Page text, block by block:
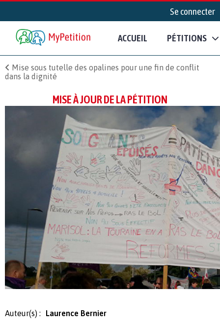
Se connecter
ACCUEIL PÉTITIONS
Mise sous tutelle des opalines pour une fin de conflit
dans la dignité
MISE À JOUR DE LA PÉTITION
Auteur(s) : Laurence Bernier